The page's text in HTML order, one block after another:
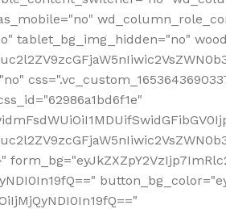
tablet_bg_img_hidden="no"